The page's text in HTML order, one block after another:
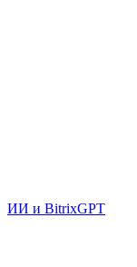
ИИ и BitrixGPT